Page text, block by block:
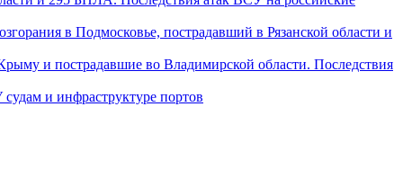
в Подмосковье, пострадавший в Рязанской области и
и пострадавшие во Владимирской области. Последствия
и инфраструктуре портов